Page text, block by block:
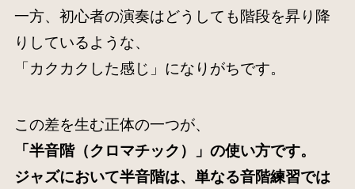
一方、初心者の演奏はどうしても階段を昇り降
りしているような、
「カクカクした感じ」になりがちです。
この差を生む正体の一つが、
「半音階（クロマチック）」の使い方です。
ジャズにおいて半音階は、単なる音階練習では